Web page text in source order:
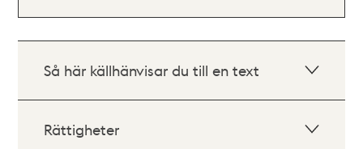
Så här källhänvisar du till en text
Rättigheter